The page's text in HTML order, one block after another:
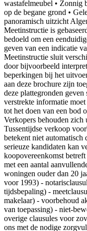
wastafelmeubel • Zonnig
op de begane grond •
panoramisch uitzicht
Meetinstructie is
bedoeld om een
geven van een indicatie
Meetinstructie sluit
door bijvoorbeeld
beperkingen bij het
aan deze brochure zijn
deze plattegronden
verstrekte informatie
tot het doen van een bod
Verkopers behouden
Tussentijdse verkoop
betekent niet
serieuze kandidaten kan
koopovereenkomst
met een aantal
woningen ouder dan 20
voor 1993) -
tijdsbepaling) -
makelaar) - voorbehoud
van toepassing) - niet-
overige clausules voor
ons met de nodige